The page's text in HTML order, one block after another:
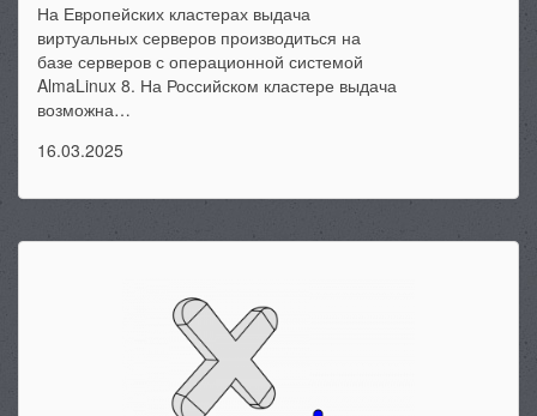
На Европейских кластерах выдача
виртуальных серверов производиться на
базе серверов с операционной системой
AlmaLinux 8. На Российском кластере выдача
возможна…
16.03.2025